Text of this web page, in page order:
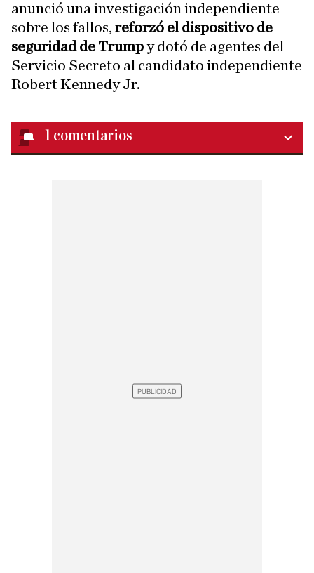
anunció una investigación independiente
sobre los fallos, reforzó el dispositivo de
seguridad de Trumpy dotó de agentes del
Servicio Secreto al candidato independiente
Robert Kennedy Jr.
1 comentarios